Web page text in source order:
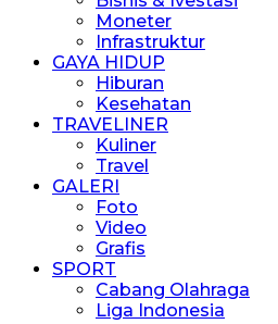
Moneter
Infrastruktur
GAYA HIDUP
Hiburan
Kesehatan
TRAVELINER
Kuliner
Travel
GALERI
Foto
Video
Grafis
SPORT
Cabang Olahraga
Liga Indonesia